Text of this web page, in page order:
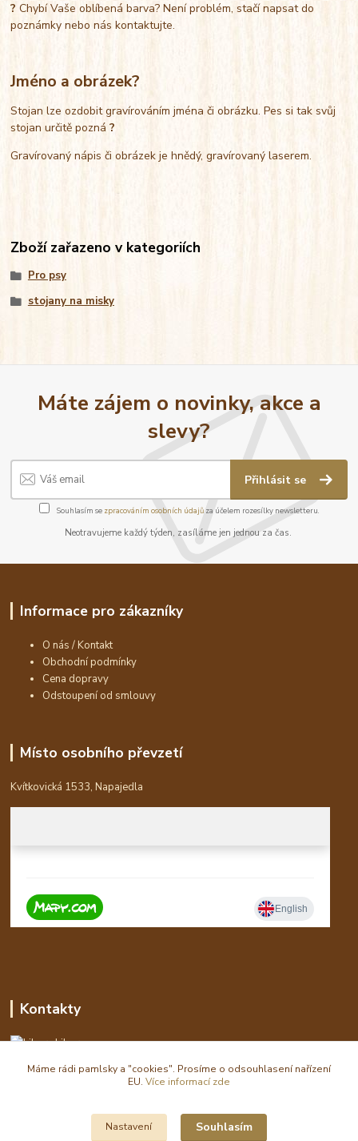
?Chybí Vaše oblíbená barva? Není problém, stačí napsat do
poznámky nebo nás kontaktujte.
Jméno a obrázek?
Stojan lze ozdobit gravírováním jména či obrázku. Pes si tak svůj
stojan určitě pozná?
Gravírovaný nápis či obrázek je hnědý, gravírovaný laserem.
Zboží zařazeno v kategoriích
Pro psy
stojany na misky
Máte zájem o novinky, akce a
slevy?
Přihlásit se
Souhlasím se zpracováním osobních údajůza účelem rozesílky newsletteru.
Neotravujeme každý týden, zasíláme jen jednou za čas.
Informace pro zákazníky
O nás / Kontakt
Obchodní podmínky
Cena dopravy
Odstoupení od smlouvy
Místo osobního převzetí
Kvítkovická 1533, Napajedla
Kontakty
Libor
eshop(zavináč)waldi.cz
Máme rádi pamlsky a "cookies". Prosíme o odsouhlasení nařízení
EU. Více informací zde
Nastavení Souhlasím